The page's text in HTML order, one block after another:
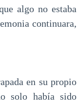
algo no estaba
continuara,
en su propio
solo había sido